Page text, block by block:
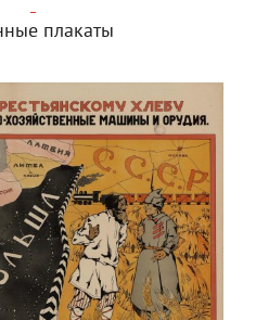
плакаты